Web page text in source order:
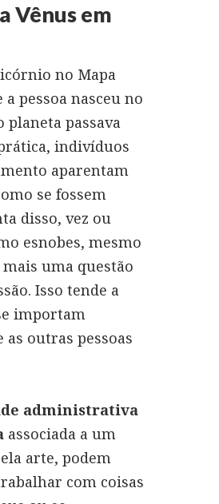
Vênus em
no Mapa
pessoa nasceu no
passava
indivíduos
aparentam
se fossem
disso, vez ou
esnobes, mesmo
uma questão
Isso tende a
importam
outras pessoas
administrativa
associada a um
arte, podem
com coisas